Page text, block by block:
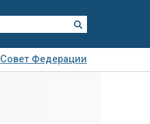
Совет Федерации